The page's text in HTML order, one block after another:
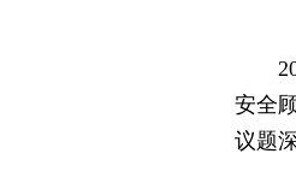
安全
议题